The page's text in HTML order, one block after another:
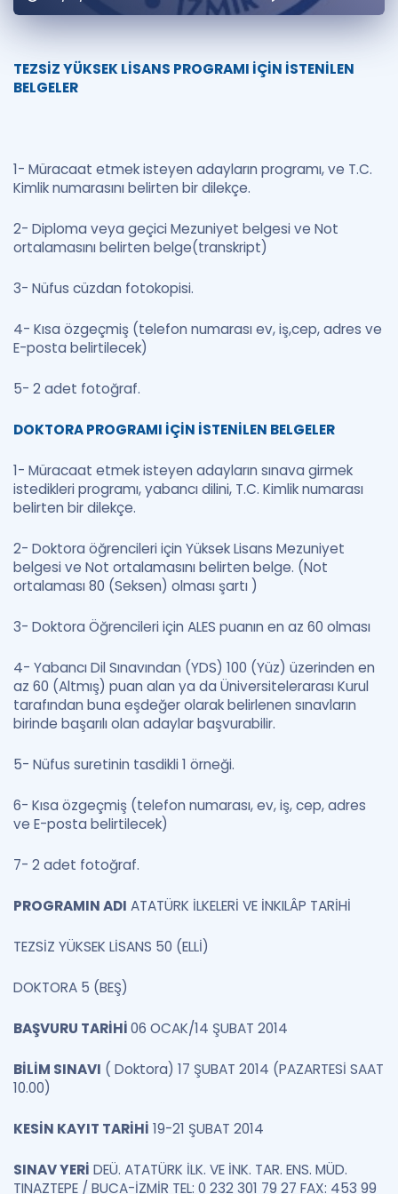
Puan Hesaplama
ÖSYM Sınav Takvimi
Blog
TEZSİZ YÜKSEK LİSANS PROGRAMI İÇİN İSTENİLEN
BELGELER
1- Müracaat etmek isteyen adayların programı, ve T.C.
Kimlik numarasını belirten bir dilekçe.
2- Diploma veya geçici Mezuniyet belgesi ve Not
ortalamasını belirten belge(transkript)
3- Nüfus cüzdan fotokopisi.
4- Kısa özgeçmiş (telefon numarası ev, iş,cep, adres ve
E-posta belirtilecek)
5- 2 adet fotoğraf.
DOKTORA PROGRAMI İÇİN İSTENİLEN BELGELER
1- Müracaat etmek isteyen adayların sınava girmek
istedikleri programı, yabancı dilini, T.C. Kimlik numarası
belirten bir dilekçe.
2- Doktora öğrencileri için Yüksek Lisans Mezuniyet
belgesi ve Not ortalamasını belirten belge. (Not
ortalaması 80 (Seksen) olması şartı )
3- Doktora Öğrencileri için ALES puanın en az 60 olması
4- Yabancı Dil Sınavından (YDS) 100 (Yüz) üzerinden en
az 60 (Altmış) puan alan ya da Üniversitelerarası Kurul
tarafından buna eşdeğer olarak belirlenen sınavların
birinde başarılı olan adaylar başvurabilir.
5- Nüfus suretinin tasdikli 1 örneği.
6- Kısa özgeçmiş (telefon numarası, ev, iş, cep, adres
ve E-posta belirtilecek)
7- 2 adet fotoğraf.
PROGRAMIN ADI ATATÜRK İLKELERİ VE İNKILÂP TARİHİ
TEZSİZ YÜKSEK LİSANS 50 (ELLİ)
DOKTORA 5 (BEŞ)
BAŞVURU TARİHİ06 OCAK/14 ŞUBAT 2014
BİLİM SINAVI ( Doktora) 17 ŞUBAT 2014 (PAZARTESİ SAAT
10.00)
KESİN KAYIT TARİHİ 19-21 ŞUBAT 2014
SINAV YERİ DEÜ. ATATÜRK İLK. VE İNK. TAR. ENS. MÜD.
TINAZTEPE / BUCA-İZMİR TEL: 0 232 301 79 27 FAX: 453 99